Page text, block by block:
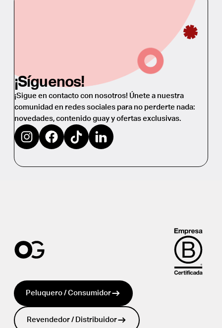
¡Síguenos!
¡Sigue en contacto con nosotros! Únete a nuestra
comunidad en redes sociales para no perderte nada:
novedades, contenido guay y ofertas exclusivas.
https://www.instagram.com/oliviagarden_eu/
https://www.facebook.com/oliviagardeneurope
https://www.tiktok.com/@oliviagarden_eu
https://www.linkedin.com/company/
Peluquero / Consumidor
Revendedor / Distribuidor